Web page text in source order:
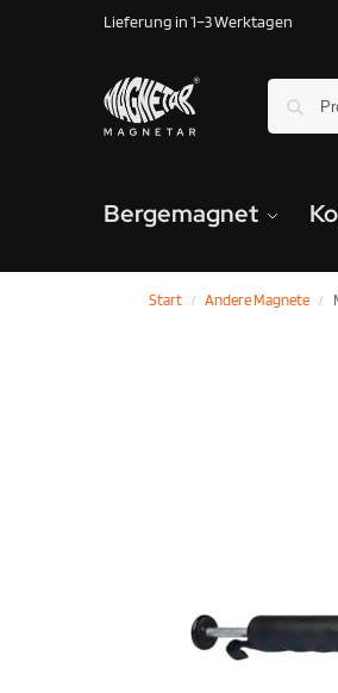
Lieferung in 1–3 Werktagen
Bergemagnet
Start / Andere Magnete /